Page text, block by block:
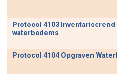
Protocol 4103
waterbodems
Protocol 4104 Opgraven